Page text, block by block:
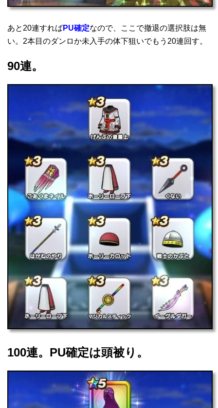
あと20連すればPU確定なので、ここで撤退の選択肢は無
い。2本目のダンロか未入手の体下狙いでもう20連回す。
90連。
100連。PU確定は頭被り。